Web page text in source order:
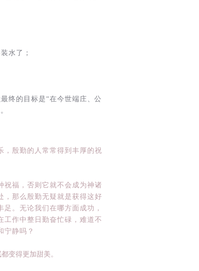
水了；
终的目标是“在今世端庄、公
，殷勤的人常常得到丰厚的祝
祝福，否则它就不会成为神诸
，那么殷勤无疑就是获得这好
。无论我们在哪方面成功，
工作中整日勤奋忙碌，难道不
宁静吗？
变得更加甜美。